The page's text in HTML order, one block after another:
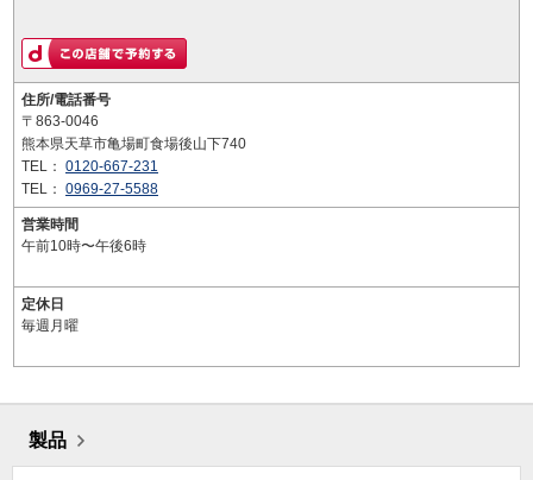
住所/電話番号
〒863-0046
熊本県天草市亀場町食場後山下740
TEL： 0120-667-231
TEL： 0969-27-5588
営業時間
午前10時〜午後6時
定休日
毎週月曜
製品